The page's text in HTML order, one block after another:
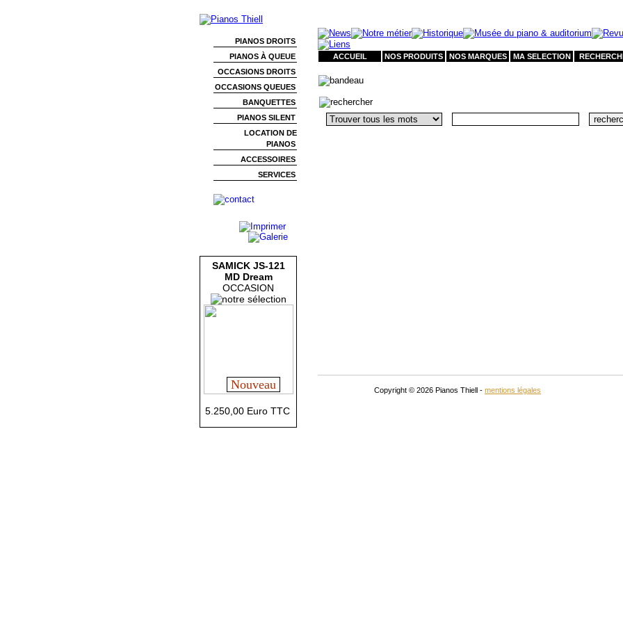
PIANOS DROITS
PIANOS À QUEUE
OCCASIONS DROITS
OCCASIONS QUEUES
BANQUETTES
PIANOS SILENT
LOCATION DE
PIANOS
ACCESSOIRES
SERVICES
SAMICK JS-121
MD Dream
OCCASION
Nouveau
5.250,00 Euro TTC
ACCUEIL NOS PRODUITS NOS MARQUES MA SELECTION
Copyright © 2026 Pianos Thiell - mentions légales